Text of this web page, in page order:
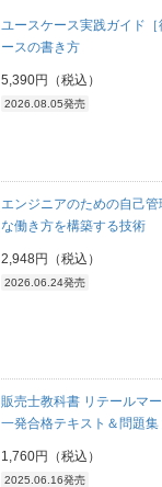
ユースケース実践ガイド
ースの書き方
5,390円（税込）
2026.08.05発売
エンジニアのための自己
な働き方を構築する技術
2,948円（税込）
2026.06.24発売
販売士教科書 リテールマ
一発合格テキスト＆問題集
1,760円（税込）
2025.06.16発売